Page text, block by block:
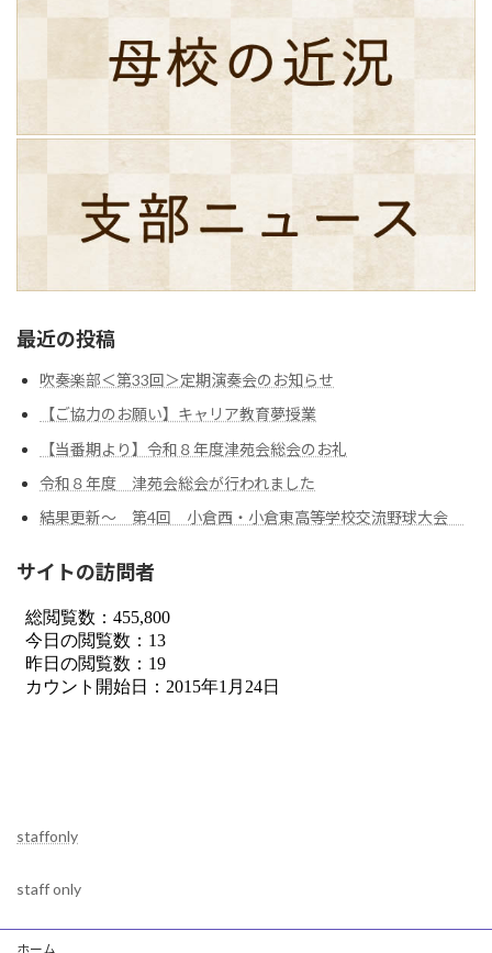
最近の投稿
吹奏楽部＜第33回＞定期演奏会のお知らせ
【ご協力のお願い】キャリア教育夢授業
【当番期より】令和８年度津苑会総会のお礼
令和８年度 津苑会総会が行われました
結果更新～ 第4回 小倉西・小倉東高等学校交流野球大会
サイトの訪問者
staffonly
staff only
ホーム